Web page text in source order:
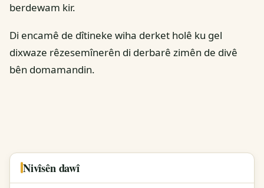
berdewam kir.
Di encamê de dîtineke wiha derket holê ku gel
dixwaze rêzesemînerên di derbarê zimên de divê
bên domamandin.
Nivîsên dawî